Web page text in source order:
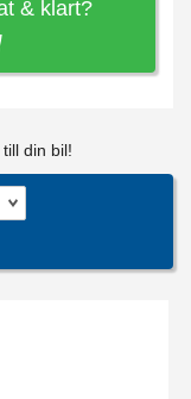
& klart?
din bil!